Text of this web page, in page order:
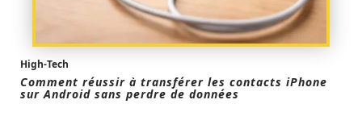
High-Tech
Comment réussir à transférer les contacts iPhone
sur Android sans perdre de données